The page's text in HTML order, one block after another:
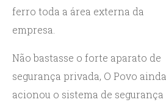
ferro toda a área externa da
empresa.
Não bastasse o forte aparato de
segurança privada, O Povo ainda
acionou o sistema de segurança